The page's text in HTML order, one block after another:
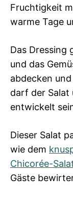
Fruchtigkeit
warme Tage
Das Dressing
und das
abdecken
darf der Salat
entwickelt
Dieser Salat
wie dem
Chicorée-
Gäste